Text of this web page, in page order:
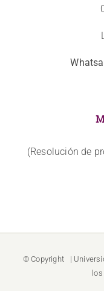
(Resolución de
© Copyright |